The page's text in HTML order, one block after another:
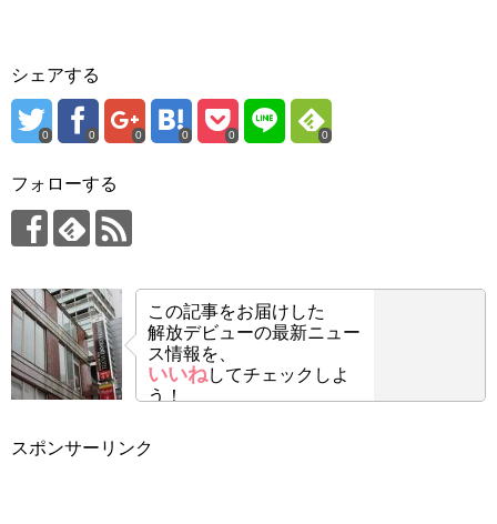
シェアする
0 0 0 0 0 0
フォローする
この記事をお届けした
解放デビューの最新ニュー
ス情報を、
いいねしてチェックしよ
う！
スポンサーリンク